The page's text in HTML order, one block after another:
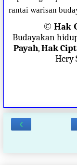
rantai warisan
© Hak
Budayakan
Payah,Hak
Hery
‹